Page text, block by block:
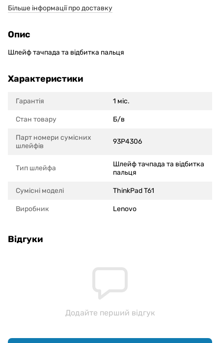
Більше інформації про доставку
Опис
Шлейф тачпада та відбитка пальця
Характеристики
Гарантія 1 міс.
Стан товару Б/в
Парт номери сумісних
шлейфів
93P4306
Тип шлейфа
Шлейф тачпада та відбитка
пальця
Сумісні моделi ThinkPad T61
Виробник Lenovo
Відгуки
Додайте перший відгук